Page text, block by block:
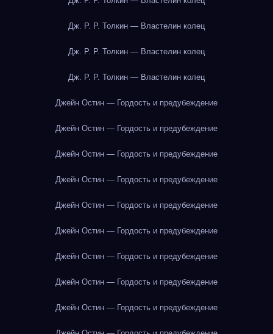
Дж. Р. Р. Толкин — Властелин колец
Дж. Р. Р. Толкин — Властелин колец
Дж. Р. Р. Толкин — Властелин колец
Джейн Остин — Гордость и предубеждение
Джейн Остин — Гордость и предубеждение
Джейн Остин — Гордость и предубеждение
Джейн Остин — Гордость и предубеждение
Джейн Остин — Гордость и предубеждение
Джейн Остин — Гордость и предубеждение
Джейн Остин — Гордость и предубеждение
Джейн Остин — Гордость и предубеждение
Джейн Остин — Гордость и предубеждение